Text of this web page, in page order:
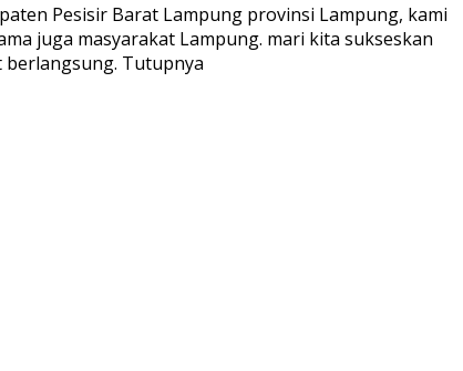
Pesisir Barat Lampung provinsi Lampung, kami
juga masyarakat Lampung. mari kita sukseskan
berlangsung. Tutupnya